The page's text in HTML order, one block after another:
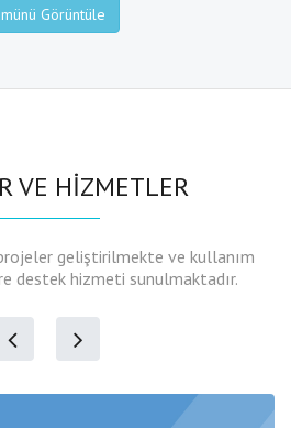
Görüntüle
VE HİZMETLER
geliştirilmekte ve kullanım
destek hizmeti sunulmaktadır.